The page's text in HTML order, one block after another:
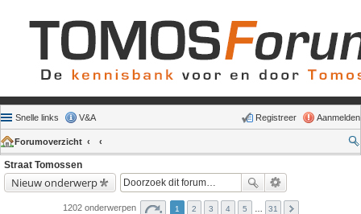
Snelle links V&A Aanmelden
Registreer
Forumoverzicht
Straat Tomossen
Nieuw onderwerp
1202 onderwerpen 1 2 3 4 5 31